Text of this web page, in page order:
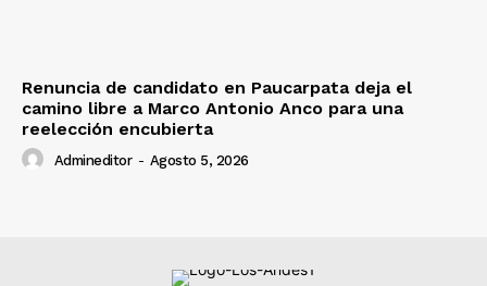
Renuncia de candidato en Paucarpata deja el
camino libre a Marco Antonio Anco para una
reelección encubierta
Admineditor - Agosto 5, 2026